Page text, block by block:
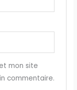
mon site
commentaire.